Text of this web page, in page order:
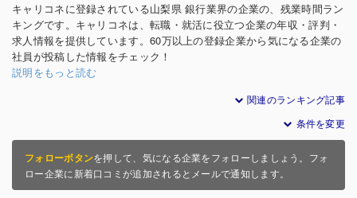
キャリコネに登録されている山梨県 銀行業界の企業の、残業時間ラン
キングです。キャリコネは、転職・就活に役立つ企業の年収・評判・
求人情報を提供しています。60万以上の登録企業から気になる企業の
社員が投稿した情報をチェック！
説明をもっと読む
関連のランキング記事
条件を変更
フォローボタンを押して、気になる企業をフォローしましょう。フォ
ロー企業に新着口コミが追加されるとメールで通知します。